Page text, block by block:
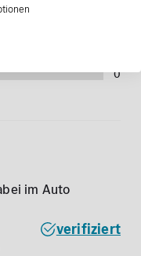
0
im Auto
verifiziert